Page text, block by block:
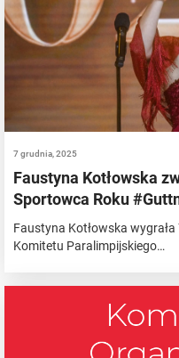
7 grudnia, 2025
Faustyna Kotłowska
Sportowca Roku
Faustyna Kotłowska
Komitetu Paralimpijskiego…